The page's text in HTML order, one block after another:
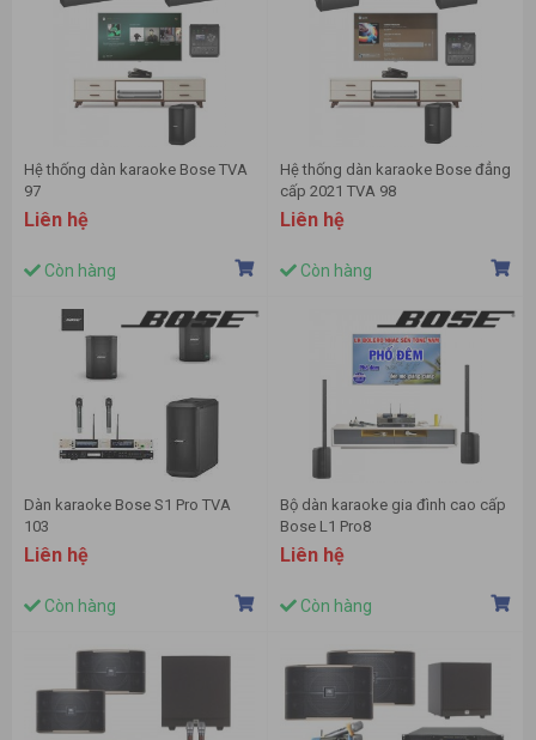
Hệ thống dàn karaoke Bose TVA
97
Liên hệ
Còn hàng
Hệ thống dàn karaoke Bose đẳng
cấp 2021 TVA 98
Liên hệ
Còn hàng
Dàn karaoke Bose S1 Pro TVA
103
Liên hệ
Còn hàng
Bộ dàn karaoke gia đình cao cấp
Bose L1 Pro8
Liên hệ
Còn hàng